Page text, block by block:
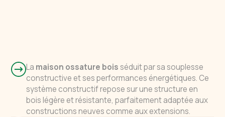
La maison ossature bois séduit par sa souplesse
constructive et ses performances énergétiques. Ce
système constructif repose sur une structure en
bois légère et résistante, parfaitement adaptée aux
constructions neuves comme aux extensions.